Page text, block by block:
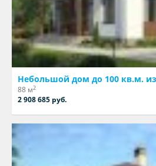
Небольшой дом до 100 кв.м. из
88 м2
2 908 685 руб.